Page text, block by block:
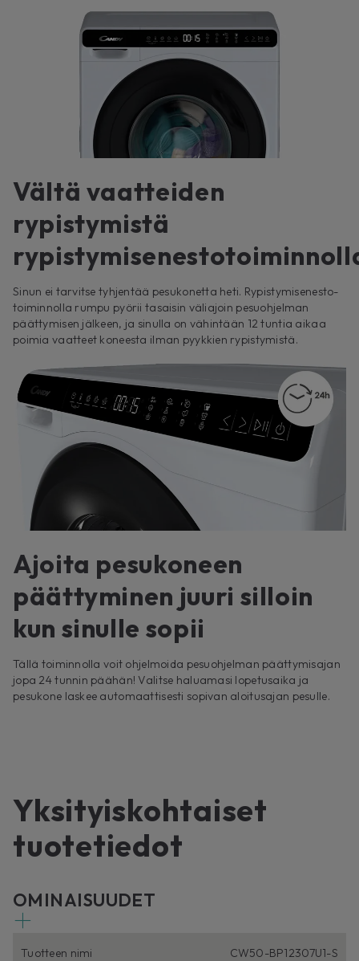
Vältä vaatteiden
rypistymistä
Sinun ei tarvitse tyhjentää pesukonetta heti. Rypistymisenesto-
toiminnolla rumpu pyörii tasaisin väliajoin pesuohjelman
päättymisen jälkeen, ja sinulla on vähintään 12 tuntia aikaa
poimia vaatteet koneesta ilman pyykkien rypistymistä.
Ajoita pesukoneen
päättyminen juuri silloin
kun sinulle sopii
Tällä toiminnolla voit ohjelmoida pesuohjelman päättymisajan
jopa 24 tunnin päähän! Valitse haluamasi lopetusaika ja
pesukone laskee automaattisesti sopivan aloitusajan pesulle.
Yksityiskohtaiset
tuotetiedot
OMINAISUUDET
Tuotteen nimi CW50-BP12307U1-S